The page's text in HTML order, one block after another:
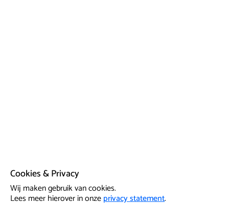
Cookies & Privacy
Wij maken gebruik van cookies.
Lees meer hierover in onzeprivacy statement.